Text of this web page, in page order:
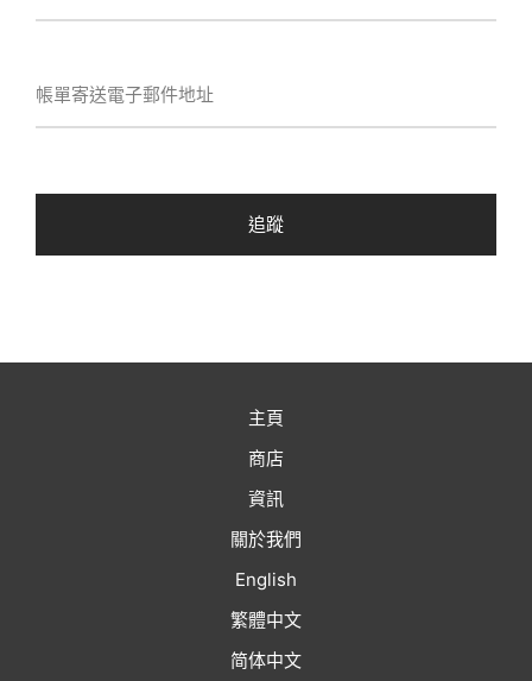
帳單寄送電子郵件地址
追蹤
主頁
商店
資訊
關於我們
English
繁體中文
简体中文